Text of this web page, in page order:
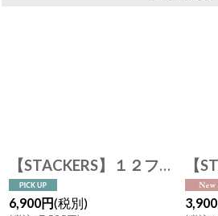
【STACKERS】１２フック ジュエリースタンド 12 Hook Jewellery Stand スタッカーズ
6,900円(税別) 3,900